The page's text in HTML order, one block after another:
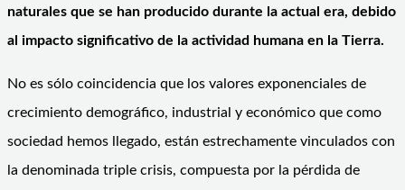
naturales que se han producido durante la actual era, debido
al impacto significativo de la actividad humana en la Tierra.
No es sólo coincidencia que los valores exponenciales de
crecimiento demográfico, industrial y económico que como
sociedad hemos llegado, están estrechamente vinculados con
la denominada triple crisis, compuesta por la pérdida de